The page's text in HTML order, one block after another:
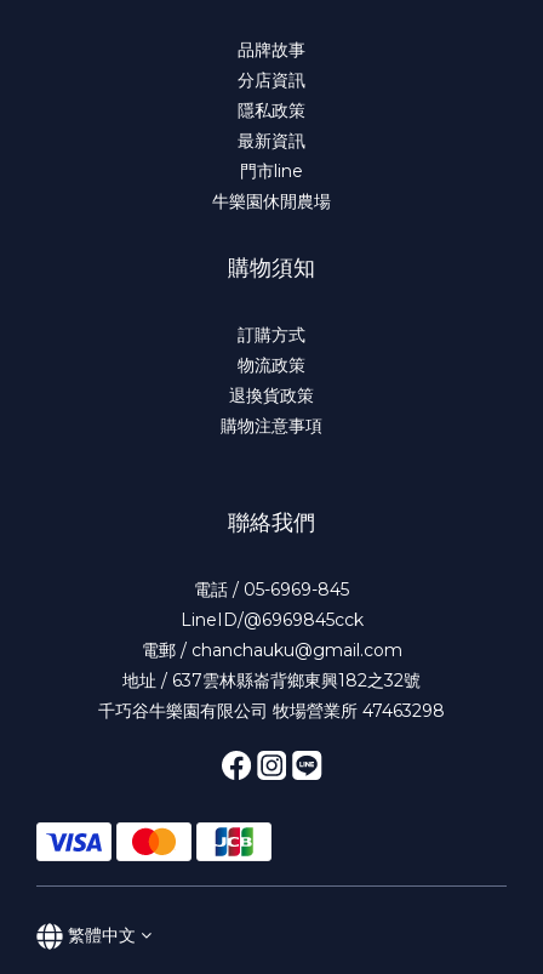
品牌故事
分店資訊
隱私政策
最新資訊
門市line
牛樂園休閒農場
購物須知
訂購方式
物流政策
退換貨政策
購物注意事項
聯絡我們
電話 / 05-6969-845
LineID/@6969845cck
電郵 / chanchauku@gmail.com
地址 / 637雲林縣崙背鄉東興182之32號
千巧谷牛樂園有限公司 牧場營業所 47463298
繁體中文